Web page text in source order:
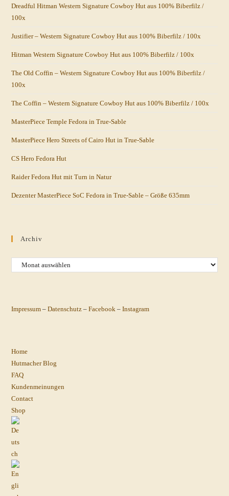
Dreadful Hitman Western Signature Cowboy Hut aus 100% Biberfilz /
100x
Justifier – Western Signature Cowboy Hut aus 100% Biberfilz / 100x
Hitman Western Signature Cowboy Hut aus 100% Biberfilz / 100x
The Old Coffin – Western Signature Cowboy Hut aus 100% Biberfilz /
100x
The Coffin – Western Signature Cowboy Hut aus 100% Biberfilz / 100x
MasterPiece Temple Fedora in True-Sable
MasterPiece Hero Streets of Cairo Hut in True-Sable
CS Hero Fedora Hut
Raider Fedora Hut mit Turn in Natur
Dezenter MasterPiece SoC Fedora in True-Sable – Größe 635mm
Archiv
Archiv
Impressum–Datenschutz–Facebook–Instagram
Home
Hutmacher Blog
FAQ
Kundenmeinungen
Contact
Shop